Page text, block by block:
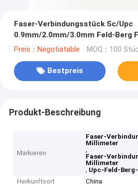
Faser-Verbindungsstück Sc/Upc
0.9mm/2.0mm/3.0mm Feld-Berg
Preis：Negotiatable MOQ：100
Bestpreis
Produkt-Beschreibung
Markieren
Faser-
Millimeter
,
Faser-
Millimeter
, Upc-Feld-
Herkunftsort
China